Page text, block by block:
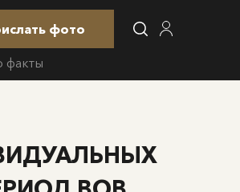
фото
факты